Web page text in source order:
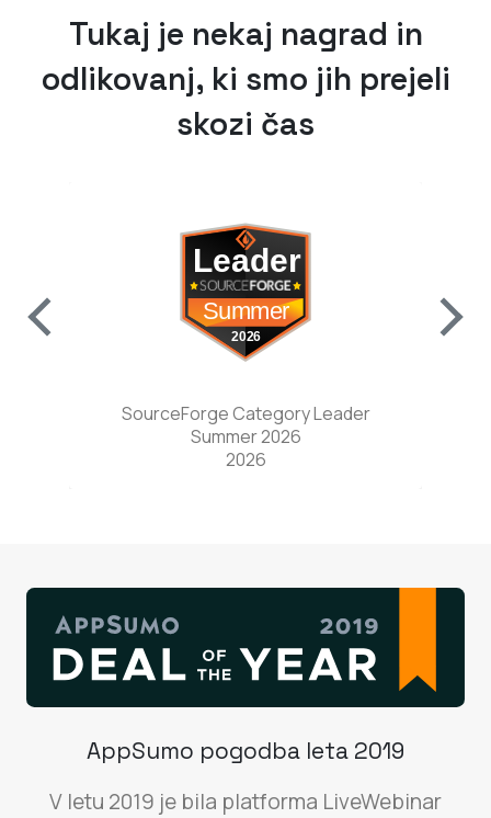
Tukaj je nekaj nagrad in
odlikovanj, ki smo jih prejeli
skozi čas
SourceForge Category Leader
Summer 2026
2026
AppSumo pogodba leta 2019
V letu 2019 je bila platforma LiveWebinar